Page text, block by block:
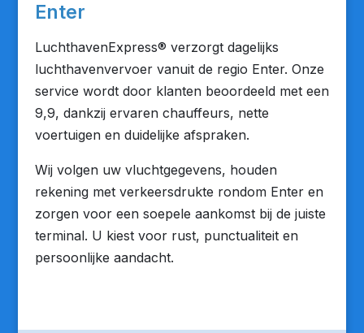
Enter
LuchthavenExpress® verzorgt dagelijks
luchthavenvervoer vanuit de regio Enter. Onze
service wordt door klanten beoordeeld met een
9,9, dankzij ervaren chauffeurs, nette
voertuigen en duidelijke afspraken.
Wij volgen uw vluchtgegevens, houden
rekening met verkeersdrukte rondom Enter en
zorgen voor een soepele aankomst bij de juiste
terminal. U kiest voor rust, punctualiteit en
persoonlijke aandacht.